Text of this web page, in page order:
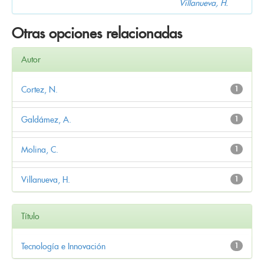
Villanueva, H.
Otras opciones relacionadas
Autor
1
Cortez, N.
1
Galdámez, A.
1
Molina, C.
1
Villanueva, H.
Título
1
Tecnología e Innovación